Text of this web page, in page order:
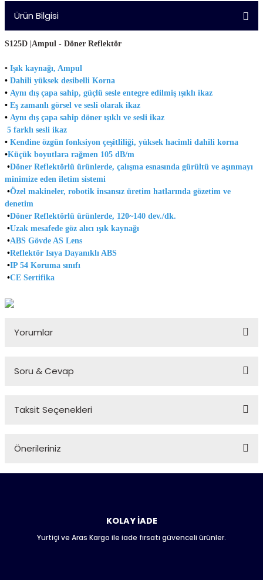
Ürün Bilgisi
S125D |Ampul - Döner Reflektör
• Işık kaynağı, Ampul
• Dahili yüksek desibelli Korna
• Aynı dış çapa sahip, güçlü sesle entegre edilmiş ışıklı ikaz
• Eş zamanlı görsel ve sesli olarak ikaz
• Aynı dış çapa sahip döner ışıklı ve sesli ikaz
5 farklı sesli ikaz
• Kendine özgün fonksiyon çeşitliliği, yüksek hacimli dahili korna
•Küçük boyutlara rağmen 105 dB/m
•Döner Reflektörlü ürünlerde, çalışma esnasında gürültü ve aşınmayı
minimize eden iletim sistemi
•Özel makineler, robotik insansız üretim hatlarında gözetim ve
denetim
•Döner Reflektörlü ürünlerde, 120~140 dev./dk.
•Uzak mesafede göz alıcı ışık kaynağı
•ABS Gövde AS Lens
•Reflektör Isıya Dayanıklı ABS
•IP 54 Koruma sınıfı
•CE Sertifika
Yorumlar
Soru & Cevap
Ürün hakkında henüz soru sorulmamış.
Taksit Seçenekleri
Önerileriniz
Bu ürünün fiyat bilgisi, resim, ürün açıklamalarında ve diğer
Ürün resmi kalitesiz, bozuk veya görüntülenemiyor.
KOLAY İADE
Yurtiçi ve Aras Kargo ile iade fırsatı güvenceli ürünler.